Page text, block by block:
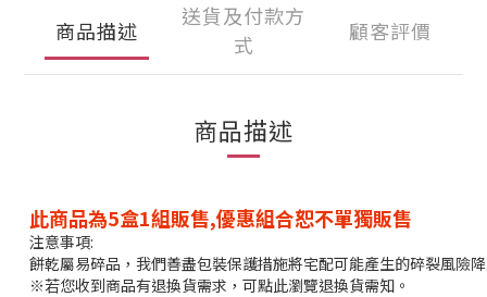
商品描述
送貨及付款方
式
顧客評價
商品描述
此商品為5盒1組販售,優惠組合恕不單獨販售
注意事項:
餅乾屬易碎品，我們善盡包裝保護措施將宅配可能產生的碎裂風險
※若您收到商品有退換貨需求，可點此瀏覽退換貨需知。